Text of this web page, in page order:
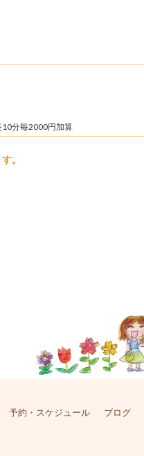
10分毎2000円加算
。
予約・スケジュール ブログ